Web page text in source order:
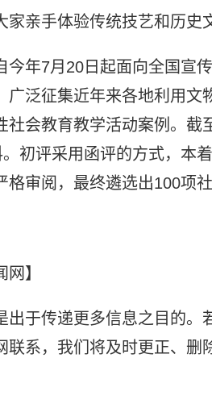
亲手体验传统技艺和历史
今年7月20日起面向全国宣
广泛征集近年来各地利用文
社会教育教学活动案例。
初评采用函评的方式，本
审阅，最终遴选出100项
网】
出于传递更多信息之目的
联系，我们将及时更正、